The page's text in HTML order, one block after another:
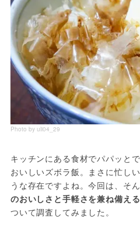
Photo by uli04_29
キッチンにある食材でパパッと
おいしいズボラ飯。まさに忙し
うな存在ですよね。今回は、そ
のおいしさと手軽さを兼ね備え
ついて調査してみました。